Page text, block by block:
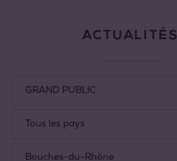
ACTUALITÉS
GRAND PUBLIC
PROFESSIONNELS
Tous les pays
Allemagne
Tous les départements
Bouches-du-Rhône